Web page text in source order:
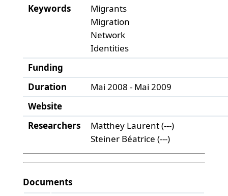
Keywords
Migrants
Migration
Network
Identities
Funding
Duration
Mai 2008 - Mai 2009
Website
Researchers
Matthey Laurent (---)
Steiner Béatrice (---)
Documents